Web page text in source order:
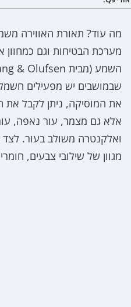
מה עוד? תאורת האווירה
מערכת הבטיחות וגם
שבמושבים יש מפעילים
את המוסיקה, ניתן לקבל את
אלא גם מצמר, עור נאפה,
ואלקנטרה משולב בעור. לצד
מגוון של שילובי צבעים,